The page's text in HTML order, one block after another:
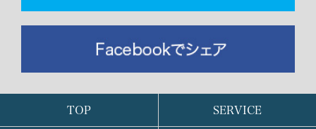
TOP SERVICE